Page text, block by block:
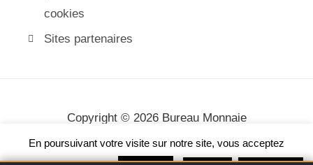
cookies
Sites partenaires
Copyright © 2026 Bureau Monnaie
En poursuivant votre visite sur notre site, vous acceptez